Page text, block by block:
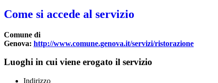
Come si accede al servizio
Comune di
Genova: http://www.comune.genova.it/servizi/ristorazione
Luoghi in cui viene erogato il servizio
Indirizzo